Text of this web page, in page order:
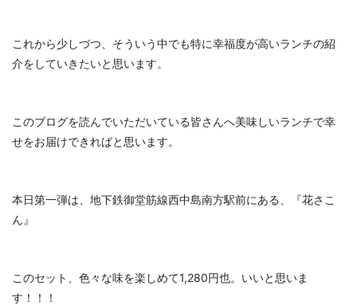
これから少しづつ、そういう中でも特に幸福度が高いランチの紹
介をしていきたいと思います。
このブログを読んでいただいている皆さんへ美味しいランチで幸
せをお届けできればと思います。
本日第一弾は、地下鉄御堂筋線西中島南方駅前にある、『花さこ
ん』
このセット、色々な味を楽しめて1,280円也。いいと思いま
す！！！